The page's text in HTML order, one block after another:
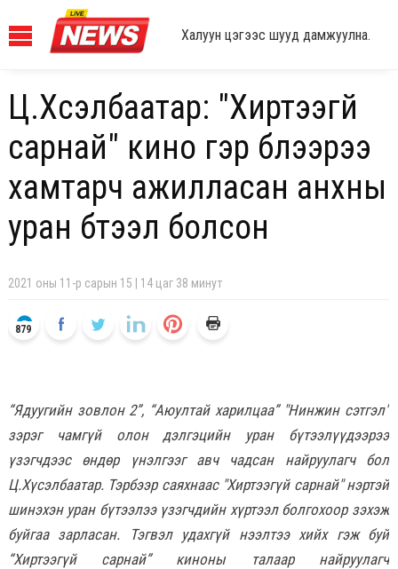
Халуун цэгээс шууд дамжуулна.
Ц.Хүсэлбаатар: "Хиртээгүй
сарнай" кино гэр бүлээрээ
хамтарч ажилласан анхны
уран бүтээл болсон
2021 оны 11-р сарын 15 | 14 цаг 38 минут
879
“Ядуугийн зовлон 2”, “Аюултай харилцаа” "Нинжин сэтгэл"
зэрэг чамгүй олон дэлгэцийн уран бүтээлүүдээрээ
үзэгчдээс өндөр үнэлгээг авч чадсан найруулагч бол
Ц.Хүсэлбаатар. Тэрбээр саяхнаас "Хиртээгүй сарнай" нэртэй
шинэхэн уран бүтээлээ үзэгчдийн хүртээл болгохоор зэхэж
буйгаа зарласан. Тэгвэл удахгүй нээлтээ хийх гэж буй
“Хиртээгүй сарнай” киноны талаар найруулагч